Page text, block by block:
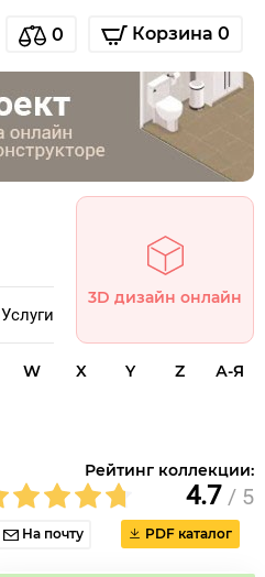
0 Корзина 0
Услуги
3D дизайн онлайн
W X Y Z А-Я
Рейтинг коллекции:
4.7 / 5
На почту PDF каталог